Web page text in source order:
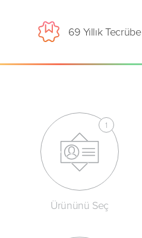
69 Yıllık Tecrübe
Ürününü Seç